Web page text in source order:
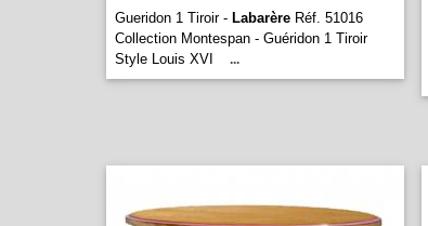
Gueridon 1 Tiroir - Labarère Réf. 51016
Collection Montespan - Guéridon 1 Tiroir
Style Louis XVI
...